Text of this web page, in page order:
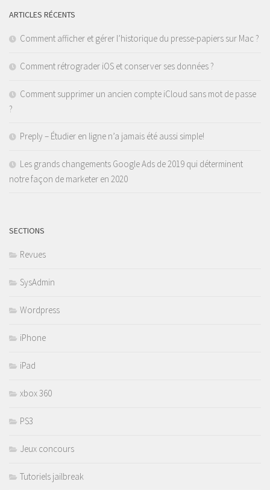
ARTICLES RÉCENTS
Comment afficher et gérer l’historique du presse-papiers sur Mac ?
Comment rétrograder iOS et conserver ses données ?
Comment supprimer un ancien compte iCloud sans mot de passe
?
Preply – Étudier en ligne n’a jamais été aussi simple!
Les grands changements Google Ads de 2019 qui déterminent
notre façon de marketer en 2020
SECTIONS
Revues
SysAdmin
Wordpress
iPhone
iPad
xbox 360
PS3
Jeux concours
Tutoriels jailbreak